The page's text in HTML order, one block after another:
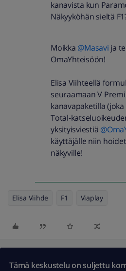
kanavista kun
Näkyyköhän sieltä
Moikka @Masavi ja
OmaYhteisöön!
Elisa Viihteellä
seuraamaan V
kanavapaketilla
Total-
yksityisviestiä
käyttäjälle niin
näkyville!
Elisa Viihde F1 Viaplay
Tämä keskustelu on suljettu